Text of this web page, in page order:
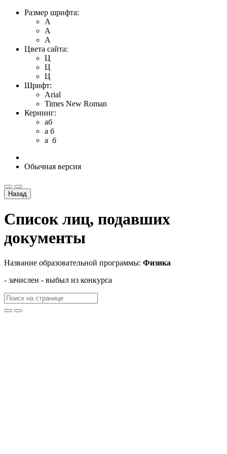
Размер шрифта:
A
A
A
Цвета сайта:
Ц
Ц
Ц
Шрифт:
Arial
Times New Roman
Кернинг:
aб
a б
a б
Обычная версия
Назад
Список лиц, подавших
документы
Название образовательной программы: Физика
- зачислен - выбыл из конкурса